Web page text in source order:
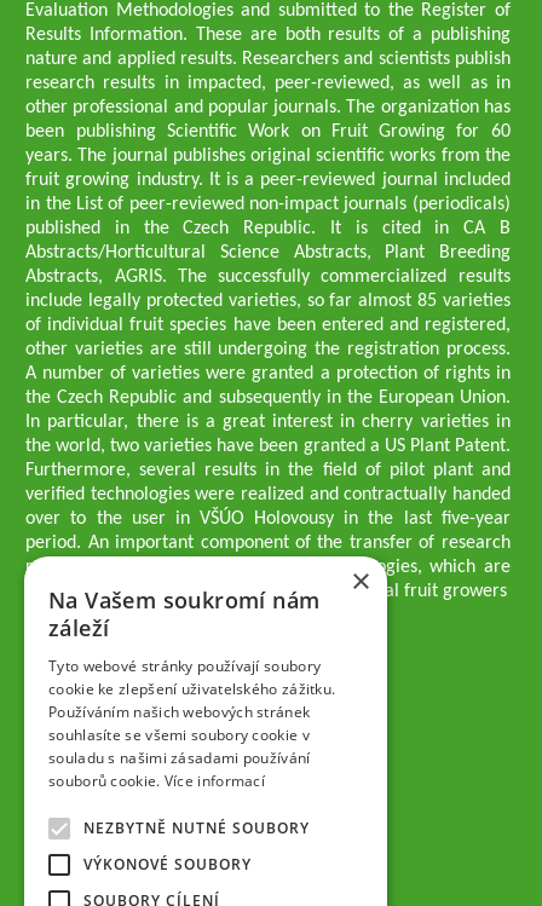
Evaluation Methodologies and submitted to the Register of
Results Information. These are both results of a publishing
nature and applied results. Researchers and scientists publish
research results in impacted, peer-reviewed, as well as in
other professional and popular journals. The organization has
been publishing Scientific Work on Fruit Growing for 60
years. The journal publishes original scientific works from the
fruit growing industry. It is a peer-reviewed journal included
in the List of peer-reviewed non-impact journals (periodicals)
published in the Czech Republic. It is cited in CA B
Abstracts/Horticultural Science Abstracts, Plant Breeding
Abstracts, AGRIS. The successfully commercialized results
include legally protected varieties, so far almost 85 varieties
of individual fruit species have been entered and registered,
other varieties are still undergoing the registration process.
A number of varieties were granted a protection of rights in
the Czech Republic and subsequently in the European Union.
In particular, there is a great interest in cherry varieties in
the world, two varieties have been granted a US Plant Patent.
Furthermore, several results in the field of pilot plant and
verified technologies were realized and contractually handed
over to the user in VŠÚO Holovousy in the last five-year
period. An important component of the transfer of research
results into practice are growing methodologies, which are
passed on to users - professionals - professional fruit growers
Company executives
Ing. Tomáš Zmeškal
Ing. Jaroslav Vácha
Companions
Ing. Jan Blažek, CS c.
Ing. Josef Kosina, CS c.
Ing. Václav Ludvík
Jaroslav Muška
Ing. Radoslav Potůček
SEMPRA PRAHA a.s.
×
Na Vašem soukromí nám
záleží
Tyto webové stránky používají soubory
cookie ke zlepšení uživatelského zážitku.
Používáním našich webových stránek
souhlasíte se všemi soubory cookie v
souladu s našimi zásadami používání
souborů cookie. Více informací
NEZBYTNĚ NUTNÉ SOUBORY
VÝKONOVÉ SOUBORY
SOUBORY CÍLENÍ